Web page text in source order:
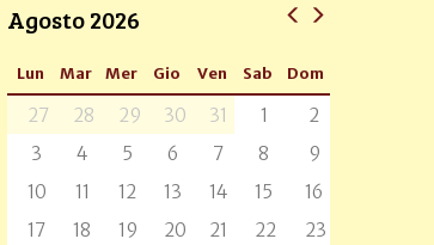
Agosto 2026
Lun Mar Mer Gio Ven Sab Dom
27 28 29 30 31 1
2
3
4 5 6 7 8
9
10
11 12 13 14 15
16
17
18 19 20 21 22
23